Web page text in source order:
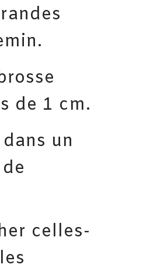
de 1 cm.
un
celles-